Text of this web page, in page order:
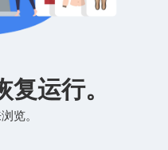
运行。
览。